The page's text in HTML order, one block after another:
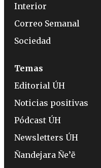
Interior
Correo Semanal
Sociedad
Temas
Editorial ÚH
Noticias positivas
Pódcast ÚH
Newsletters ÚH
Ñandejara Ñe’ẽ